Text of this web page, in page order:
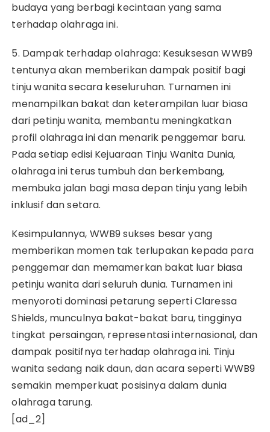
budaya yang berbagi kecintaan yang sama
terhadap olahraga ini.
5. Dampak terhadap olahraga: Kesuksesan WWB9
tentunya akan memberikan dampak positif bagi
tinju wanita secara keseluruhan. Turnamen ini
menampilkan bakat dan keterampilan luar biasa
dari petinju wanita, membantu meningkatkan
profil olahraga ini dan menarik penggemar baru.
Pada setiap edisi Kejuaraan Tinju Wanita Dunia,
olahraga ini terus tumbuh dan berkembang,
membuka jalan bagi masa depan tinju yang lebih
inklusif dan setara.
Kesimpulannya, WWB9 sukses besar yang
memberikan momen tak terlupakan kepada para
penggemar dan memamerkan bakat luar biasa
petinju wanita dari seluruh dunia. Turnamen ini
menyoroti dominasi petarung seperti Claressa
Shields, munculnya bakat-bakat baru, tingginya
tingkat persaingan, representasi internasional, dan
dampak positifnya terhadap olahraga ini. Tinju
wanita sedang naik daun, dan acara seperti WWB9
semakin memperkuat posisinya dalam dunia
olahraga tarung.
[ad_2]